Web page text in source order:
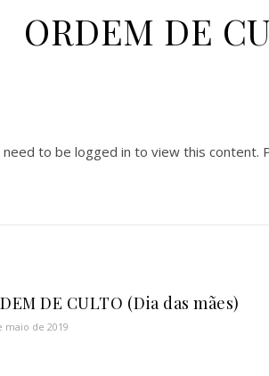
ORDEM DE
need to be logged in to view this content.
DE CULTO (Dia das mães)
maio de 2019